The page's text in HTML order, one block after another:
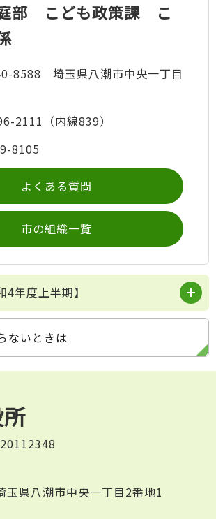
部 こども政策課 こ
8588 埼玉県八潮市中央一丁目
2111（内線839）
8105
よくある質問
市の組織一覧
年度上半期】
ないときは
県八潮市中央一丁目2番地1